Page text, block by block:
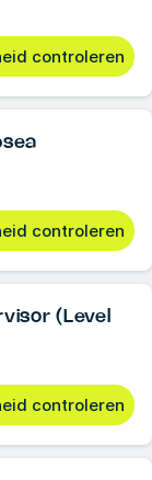
controleren
controleren
(Level
controleren